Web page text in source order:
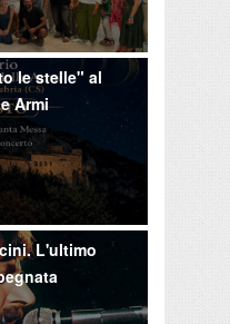
le stelle" al
Armi
L'ultimo